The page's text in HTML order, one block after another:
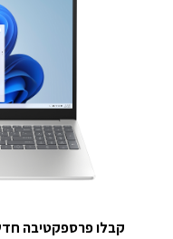
קבלו פרספקטיבה